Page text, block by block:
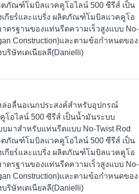
ภัณฑ์โมบิลแวคคูโอไลน์ 500 ซีรีส์ เป็น
กียร์และแบริ่ง ผลิตภัณฑ์โมบิลแวคคูโอ
รฐานของแท่นรีดความเร็วสูงแบบ No-
Construction)และตามข้อกำหนดของ
ริษัทเดเนียลลี(Danielli)
อลื่นอเนกประสงค์สำหรับอุปกรณ์
อไลน์ 500 ซีรีส์ เป็นน้ำมันระบบ
มาสำหรับแท่นรีดแบบ No-Twist Rod
ภัณฑ์โมบิลแวคคูโอไลน์ 500 ซีรีส์ เป็น
กียร์และแบริ่ง ผลิตภัณฑ์โมบิลแวคคูโอ
รฐานของแท่นรีดความเร็วสูงแบบ No-
Construction)และตามข้อกำหนดของ
ริษัทเดเนียลลี(Danielli)